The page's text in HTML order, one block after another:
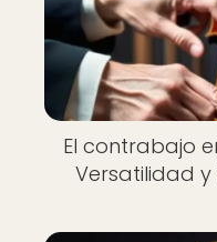
El contrabajo
Versatilidad